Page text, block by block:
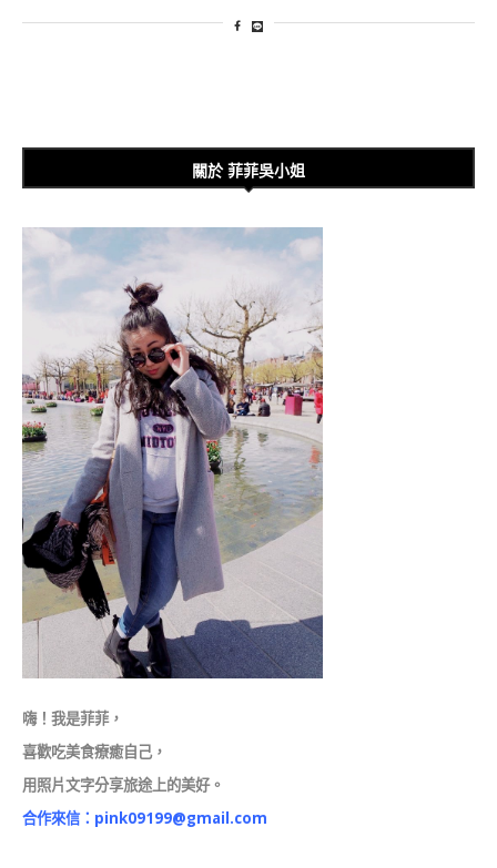
關於 菲菲吳小姐
嗨！我是菲菲，
喜歡吃美食療癒自己，
用照片文字分享旅途上的美好。
合作來信： pink09199@gmail.com